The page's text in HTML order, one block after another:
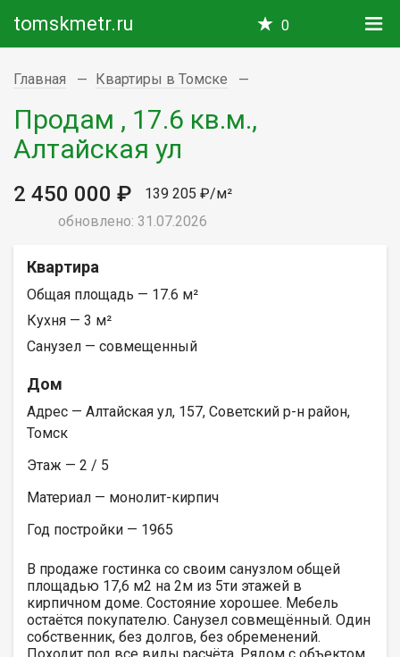
tomskmetr.ru 0
Главная Квартиры в Томске
Продам , 17.6 кв.м.,
Алтайская ул
2 450 000 ₽
139 205 ₽/м²
обновлено: 31.07.2026
Квартира
Общая площадь — 17.6 м²
Кухня — 3 м²
Санузел — совмещенный
Дом
Адрес — Алтайская ул, 157, Советский р-н район,
Томск
Этаж — 2 / 5
Материал — монолит-кирпич
Год постройки — 1965
В продаже гостинка со своим санузлом общей
площадью 17,6 м2 на 2м из 5ти этажей в
кирпичном доме. Состояние хорошее. Мебель
остаётся покупателю. Санузел совмещённый. Один
собственник, без долгов, без обременений.
Походит под все виды расчёта. Рядом с объектом